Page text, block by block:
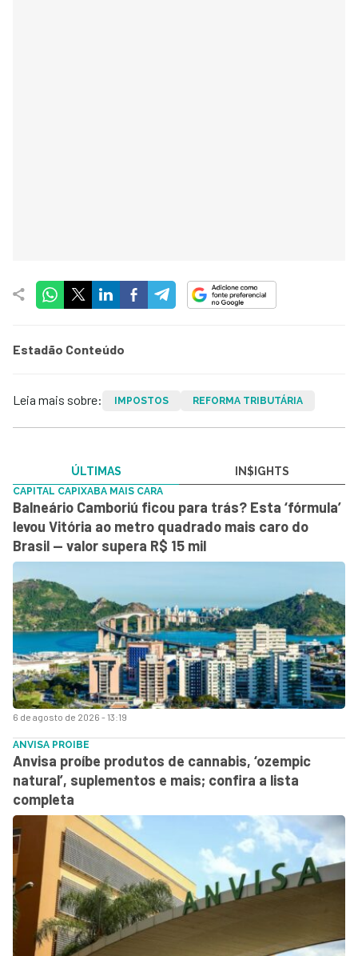
Estadão Conteúdo
Leia mais sobre: IMPOSTOS REFORMA TRIBUTÁRIA
ÚLTIMAS IN$IGHTS
6 de agosto de 2026 - 13:19
CAPITAL CAPIXABA MAIS CARA
Balneário Camboriú ficou para trás? Esta ‘fórmula’
levou Vitória ao metro quadrado mais caro do
Brasil — valor supera R$ 15 mil
ANVISA PROIBE
Anvisa proíbe produtos de cannabis, ‘ozempic
natural’, suplementos e mais; confira a lista
completa